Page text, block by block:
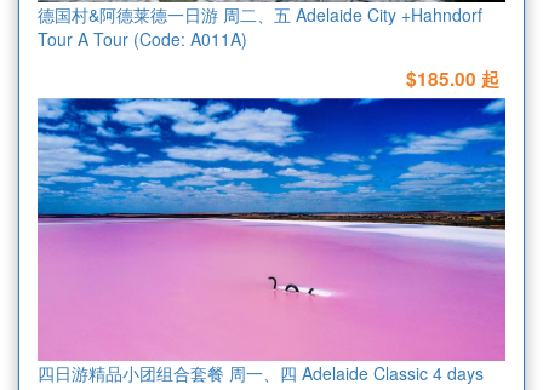
德国村&阿德莱德一日游 周二、五 Adelaide City +Hahndorf
Tour A Tour (Code: A011A)
$185.00 起
四日游精品小团组合套餐 周一、四 Adelaide Classic 4 days